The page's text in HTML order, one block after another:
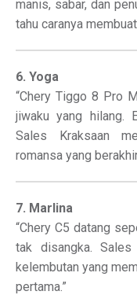
manis, sabar, dan
tahu caranya
6. Yoga
“Chery Tiggo 8 Pro
jiwaku yang hilang.
Sales Kraksaan
romansa yang
7. Marlina
“Chery C5 datang
tak disangka. Sales
kelembutan yang
pertama.”